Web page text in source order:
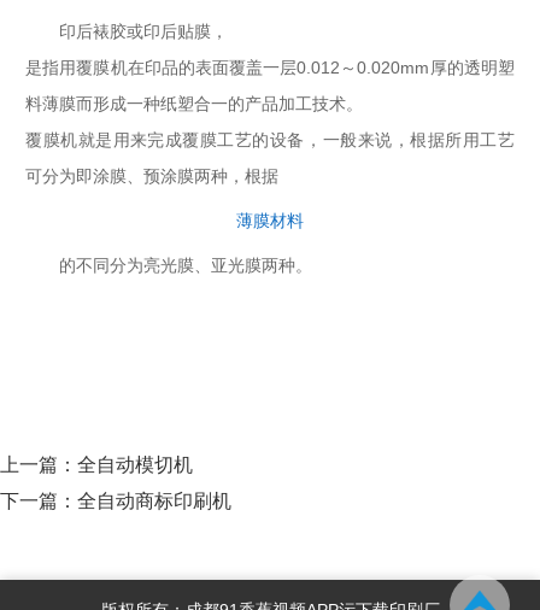
印后裱胶或印后贴膜，
是指用覆膜机在印品的表面覆盖一层0.012～0.020mm厚的透明塑
料薄膜而形成一种纸塑合一的产品加工技术。
覆膜机就是用来完成覆膜工艺的设备，一般来说，根据所用工艺
可分为即涂膜、预涂膜两种，根据
薄膜材料
的不同分为亮光膜、亚光膜两种。
上一篇： 全自动模切机
下一篇： 全自动商标印刷机